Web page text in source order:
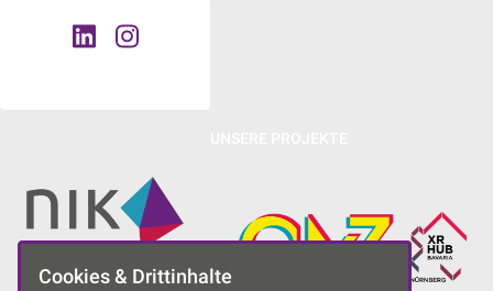
Cookies & Drittinhalte